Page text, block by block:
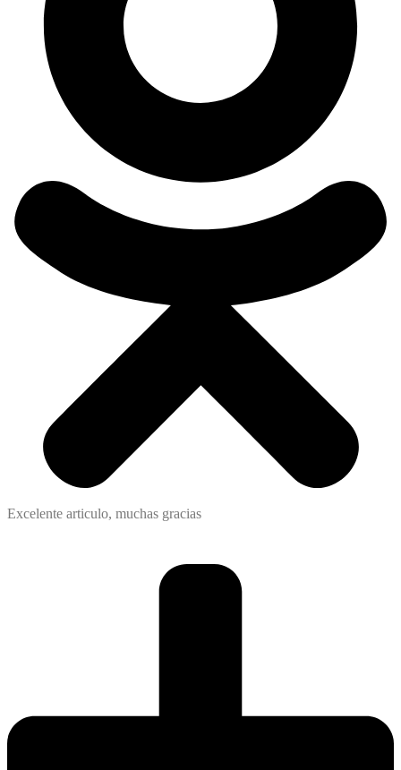
Excelente articulo, muchas gracias